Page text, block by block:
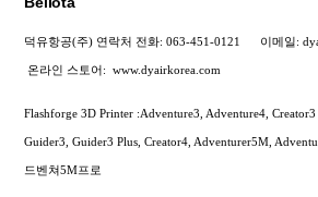
덕유항공(주) 연락처 전화: 063-451-0121 이메일:
온라인 스토어: www.dyairkorea.com
Flashforge 3D Printer :Adventure3, Adventure4,
Guider3, Guider3 Plus, Creator4, Adventurer5M,
드벤쳐5M프로